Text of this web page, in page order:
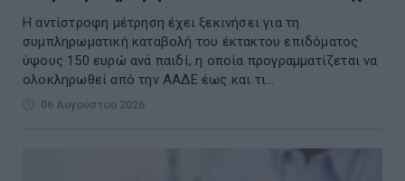
Η αντίστροφη μέτρηση έχει ξεκινήσει για τη
συμπληρωματική καταβολή του έκτακτου επιδόματος
ύψους 150 ευρώ ανά παιδί, η οποία προγραμματίζεται να
ολοκληρωθεί από την ΑΑΔΕ έως και τι...
06 Αυγούστου 2026